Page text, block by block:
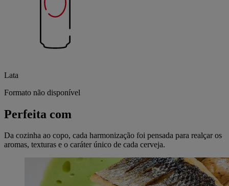
Lata
Formato não disponível
Perfeita com
Da cozinha ao copo, cada harmonização foi pensada para realçar os
aromas, texturas e o caráter único de cada cerveja.